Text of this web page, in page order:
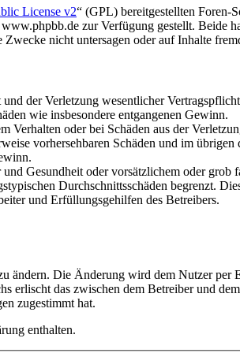
License v2“ (GPL) bereitgestellten
zur Verfügung gestellt. Beide
nicht untersagen oder auf Inhalte
der Verletzung wesentlicher
wie insbesondere entgangenen Gewinn.
Verhalten oder bei Schäden aus der
vorhersehbaren Schäden und im
Gesundheit oder vorsätzlichem oder grob
Durchschnittsschäden begrenzt.
und Erfüllungsgehilfen des Betreibers.
ändern. Die Änderung wird dem Nutzer per
erlischt das zwischen dem Betreiber und
zugestimmt hat.
enthalten.